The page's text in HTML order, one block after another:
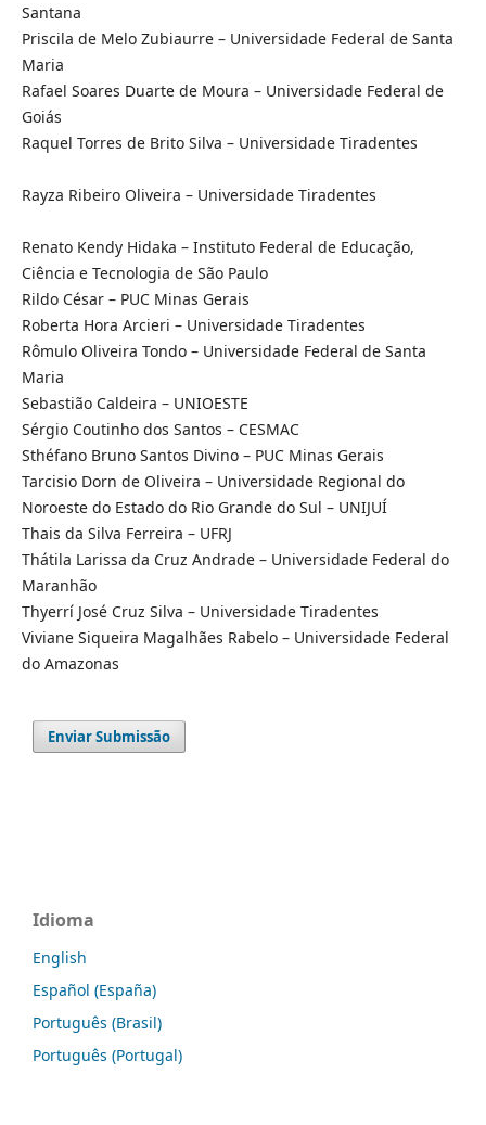
Santana
Priscila de Melo Zubiaurre – Universidade Federal de Santa
Maria
Rafael Soares Duarte de Moura – Universidade Federal de
Goiás
Raquel Torres de Brito Silva – Universidade Tiradentes
Rayza Ribeiro Oliveira – Universidade Tiradentes
Renato Kendy Hidaka – Instituto Federal de Educação,
Ciência e Tecnologia de São Paulo
Rildo César – PUC Minas Gerais
Roberta Hora Arcieri – Universidade Tiradentes
Rômulo Oliveira Tondo – Universidade Federal de Santa
Maria
Sebastião Caldeira – UNIOESTE
Sérgio Coutinho dos Santos – CESMAC
Sthéfano Bruno Santos Divino – PUC Minas Gerais
Tarcisio Dorn de Oliveira – Universidade Regional do
Noroeste do Estado do Rio Grande do Sul – UNIJUÍ
Thais da Silva Ferreira – UFRJ
Thátila Larissa da Cruz Andrade – Universidade Federal do
Maranhão
Thyerrí José Cruz Silva – Universidade Tiradentes
Viviane Siqueira Magalhães Rabelo – Universidade Federal
do Amazonas
Enviar Submissão
Idioma
English
Español (España)
Português (Brasil)
Português (Portugal)